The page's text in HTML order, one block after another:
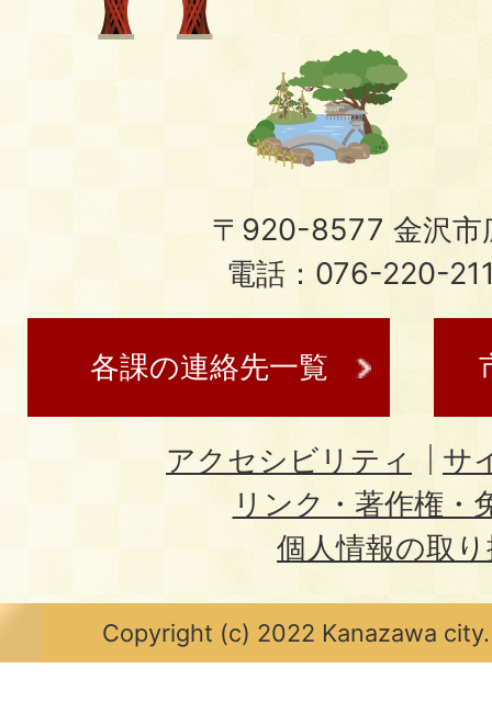
〒920-8577 金沢市
電話：076-220-
各課の連絡先一覧
アクセシビリティ
サ
リンク・著作権・
個人情報の取
Copyright (c) 2022 Kanazawa